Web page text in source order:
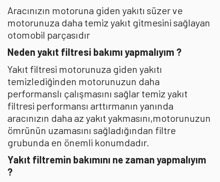
Aracınızın motoruna giden yakıtı süzer ve
motorunuza daha temiz yakıt gitmesini sağlayan
otomobil parçasıdır
Neden yakıt filtresi bakımı yapmalıyım ?
Yakıt filtresi motorunuza giden yakıtı
temizlediğinden motorunuzun daha
performanslı çalışmasını sağlar temiz yakıt
filtresi performansı arttırmanın yanında
aracınızın daha az yakıt yakmasını,motorunuzun
ömrünün uzamasını sağladığından filtre
grubunda en önemli konumdadır.
Yakıt filtremin bakımını ne zaman yapmalıyım
?